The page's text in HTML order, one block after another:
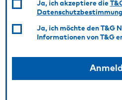
Ja, ich akzeptiere die
Ja, ich möchte den T&G
Informationen von T&G